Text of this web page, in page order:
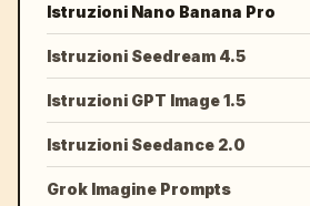
Istruzioni Nano Banana Pro
Istruzioni Seedream 4.5
Istruzioni GPT Image 1.5
Istruzioni Seedance 2.0
Grok Imagine Prompts